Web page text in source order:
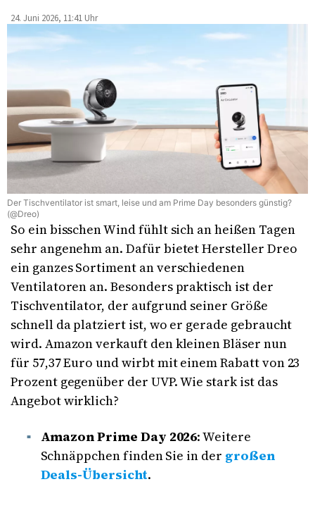
24. Juni 2026, 11:41 Uhr
Der Tischventilator ist smart, leise und am Prime Day besonders günstig?
(@Dreo)
So ein bisschen Wind fühlt sich an heißen Tagen
sehr angenehm an. Dafür bietet Hersteller Dreo
ein ganzes Sortiment an verschiedenen
Ventilatoren an. Besonders praktisch ist der
Tischventilator, der aufgrund seiner Größe
schnell da platziert ist, wo er gerade gebraucht
wird. Amazon verkauft den kleinen Bläser nun
für 57,37 Euro und wirbt mit einem Rabatt von 23
Prozent gegenüber der UVP. Wie stark ist das
Angebot wirklich?
Amazon Prime Day 2026: Weitere
Schnäppchen finden Sie in der großen
Deals-Übersicht.